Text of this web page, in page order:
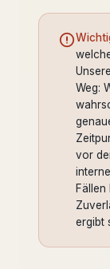
Weg:
vor
ergibt